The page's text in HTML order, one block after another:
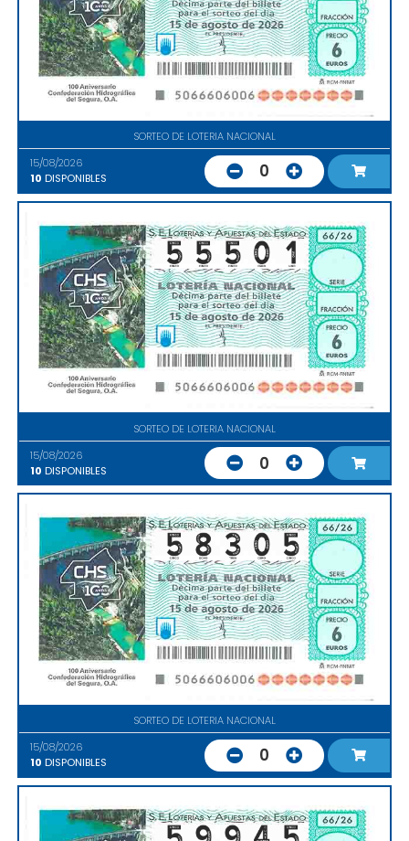
SORTEO DE LOTERIA NACIONAL
15/08/2026
10 DISPONIBLES 0
SORTEO DE LOTERIA NACIONAL
15/08/2026
10 DISPONIBLES 0
SORTEO DE LOTERIA NACIONAL
15/08/2026
10 DISPONIBLES 0